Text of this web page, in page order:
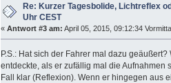
Re: Kurzer Tagesbolide, Lichtreflex
Uhr CEST
« Antwort #3 am: April 05, 2015, 09:12:34
P.S.: Hat sich der Fahrer mal dazu
entdeckte, als er zufällig mal die Aufnahmen
Fall klar (Reflexion). Wenn er hingegen aus